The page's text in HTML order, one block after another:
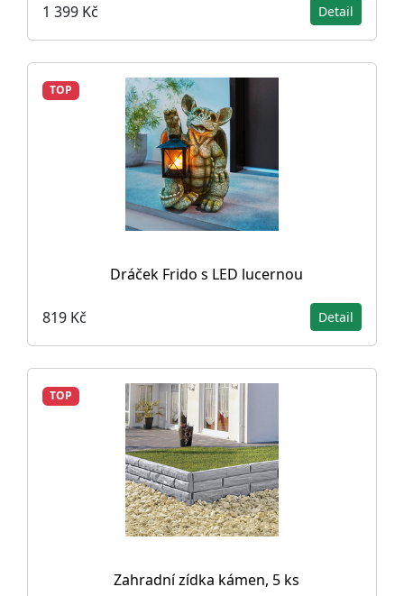
1 399 Kč Detail
TOP
Dráček Frido s LED lucernou
819 Kč Detail
TOP
Zahradní zídka kámen, 5 ks